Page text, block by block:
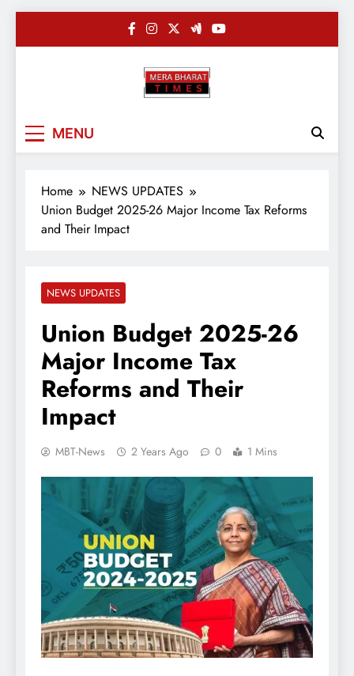
MENU
Home
NEWS UPDATES
Union Budget 2025-26 Major Income Tax Reforms
and Their Impact
NEWS UPDATES
Union Budget 2025-26
Major Income Tax
Reforms and Their
Impact
MBT-News 2 Years Ago 0 1 Mins